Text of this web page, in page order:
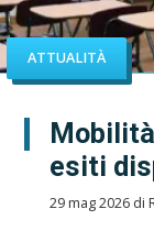
ATTUALITÀ
esiti
29 mag 2026 di